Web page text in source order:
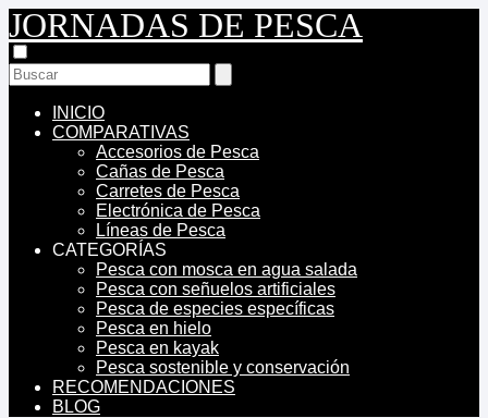
JORNADAS DE PESCA
INICIO
COMPARATIVAS
Accesorios de Pesca
Cañas de Pesca
Carretes de Pesca
Electrónica de Pesca
Líneas de Pesca
CATEGORÍAS
Pesca con mosca en agua salada
Pesca con señuelos artificiales
Pesca de especies específicas
Pesca en hielo
Pesca en kayak
Pesca sostenible y conservación
RECOMENDACIONES
BLOG